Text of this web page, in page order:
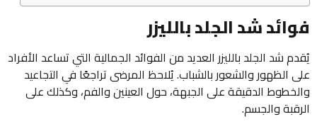
فوائد شد الجلد بالليزر
يُقدم شد الجلد بالليزر العديد من الفوائد الجمالية التي تساعد الأفراد
على الظهور والشعور بالشباب. يُلاحظ المرضى تراجعًا في التجاعيد
والخطوط الدقيقة على الجبهة، حول العينين والفم، وكذلك على
الرقبة والجسم.